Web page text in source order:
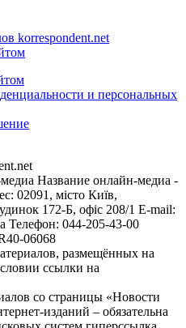
korrespondent.net
и персональных
Название онлайн-медиа -
02091, місто Київ,
172-Б, офіс 208/1 E-mail:
Телефон: 044-205-43-00
06068
размещённых на
ссылки на
со страницы «Новости
изданий – обязательна